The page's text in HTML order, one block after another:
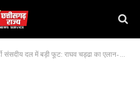
बड़ी फूट: राघव चड्ढा का एलान- भाजपा में शामिल होंगे, दो तिहाई सांसद बदलेंगे पाला